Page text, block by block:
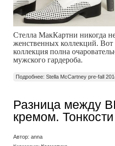
Стелла МакКартни никогда не
женственных коллекций. Вот
коллекция полна
мужского гардероба.
Подробнее: Stella McCartney pre-fall
Разница между
кремом.
Автор: anna